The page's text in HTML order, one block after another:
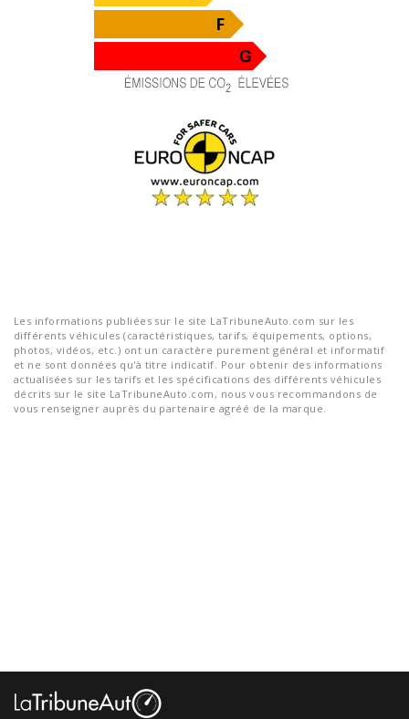
Les informations publiées sur le site LaTribuneAuto.com sur les
différents véhicules (caractéristiques, tarifs, équipements, options,
photos, vidéos, etc.) ont un caractère purement général et informatif
et ne sont données qu'à titre indicatif. Pour obtenir des informations
actualisées sur les tarifs et les spécifications des différents véhicules
décrits sur le site LaTribuneAuto.com, nous vous recommandons de
vous renseigner auprès du partenaire agréé de la marque.